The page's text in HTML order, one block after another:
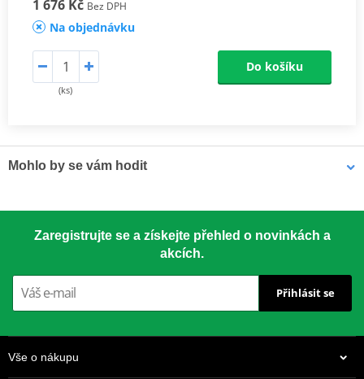
1 676 Kč Bez DPH
Na objednávku
(ks)
Do košíku
Mohlo by se vám hodit
Zaregistrujte se a získejte přehled o novinkách a
akcích.
Přihlásit se
Vše o nákupu